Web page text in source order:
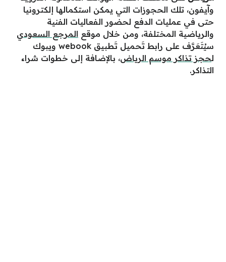
وآيفون، تلك الحجوزات التي يمكن استكمالها إلكترونيا
حتى في عمليات الدفع لحضور الفعاليات الفنية
والرياضية المختلفة، ومن خلال موقع المرجع السعودي
سيُتَعَرَّف على رابط تَحميل تَطبيق webook ويبوك
لحجز تذاكر موسم الرياض، بالإضافة إلى خطوات شراء
التذاكر.